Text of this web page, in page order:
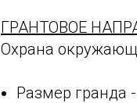
ГРАНТОВОЕ
Охрана
Размер гранда